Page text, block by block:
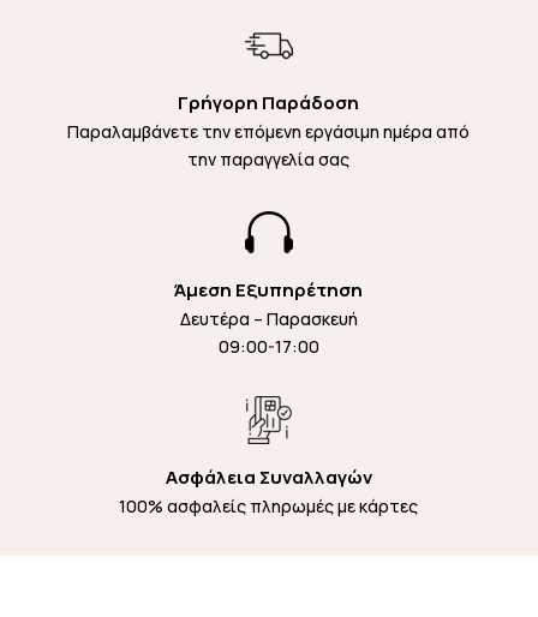
Γρήγορη Παράδοση
Παραλαμβάνετε την επόμενη εργάσιμη ημέρα από
την παραγγελία σας

Άμεση Εξυπηρέτηση
Δευτέρα – Παρασκευή
09:00-17:00
Ασφάλεια Συναλλαγών
100% ασφαλείς πληρωμές με κάρτες